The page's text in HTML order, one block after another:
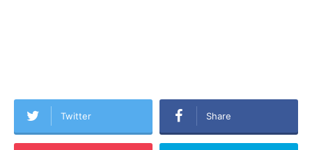
Twitter Share